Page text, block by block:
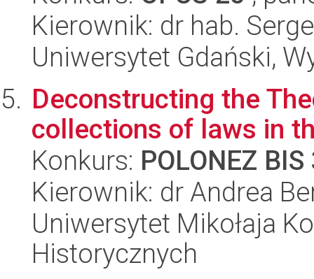
Kierownik: dr hab.
Uniwersytet Gdański,
Deconstructing the
collections of laws in
Konkurs: POLONEZ BIS
Kierownik: dr Andrea
Uniwersytet Mikołaja
Historycznych